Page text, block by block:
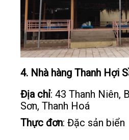
4. Nhà hàng Thanh Hợi
Địa chỉ: 43 Thanh Niên,
Sơn, Thanh Hoá
Thực đơn: Đặc sản biển